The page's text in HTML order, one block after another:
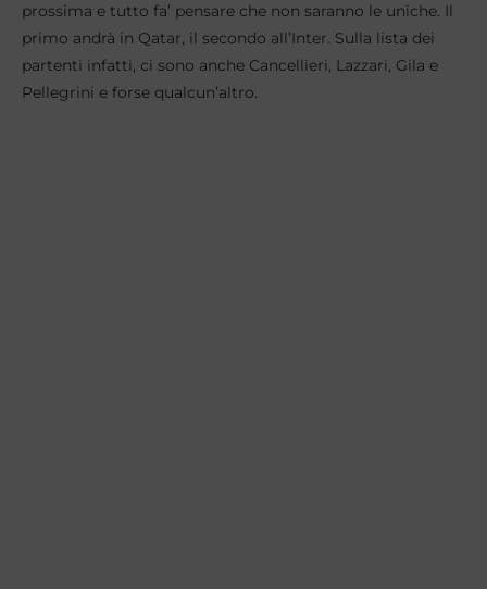
prossima e tutto fa’ pensare che non saranno le uniche. Il
primo andrà in Qatar, il secondo all’Inter. Sulla lista dei
partenti infatti, ci sono anche Cancellieri, Lazzari, Gila e
Pellegrini e forse qualcun’altro.